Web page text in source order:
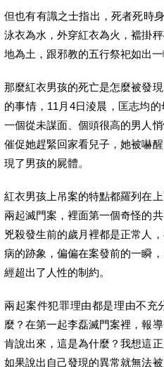
但也有有識之士指出，死者死時
泳衣為水，外穿紅衣為火，襠掛
地為土，跟邪教的五行祭祀如出一
那麼紅衣男孩的死亡是怎麼被發
的事情，11月4日淩晨，匡志均
一個從未謀面、個頭很高的男人
催促她趕緊回家看兒子，她被嚇
現了男孩的屍體。
紅衣男孩上吊案的特點都羅列在
兩起滅門案，裡面第一個奇怪的
兇殺發生前的歲月裡都是正常人
病的跡象，偏偏在案發前的一瞬
經超出了人性的制約。
兩起案件犯罪理由都是理由不充
麼？在第一起李磊滅門案裡，報
肯說出來，這是為什麼？我想這
如果說出自己發現的異常就無法